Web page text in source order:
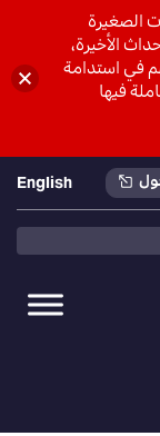
English
الصغيرة
الأخيرة،
في استدامة
فيها